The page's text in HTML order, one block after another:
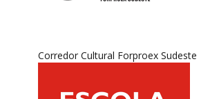
Corredor Cultural Forproex Sudeste